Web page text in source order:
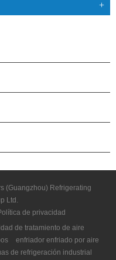
(Guangzhou) Refrigerating
Ltd.
de privacidad
de tratamiento de aire
enfriador enfriado por aire
de refrigeración industrial